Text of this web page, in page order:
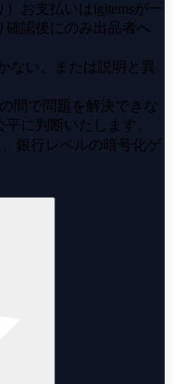
Login you can link
NET and Ready
お支払いはigitemsが一
確認後にのみ出品者へ
ない、または説明と異
間で問題を解決できな
に判断いたします。
銀行レベルの暗号化ゲ